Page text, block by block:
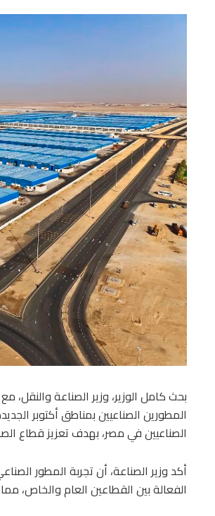
بحث كامل الوزير، وزير الصناعة
المطورين الصناعيين بمناطق أكتوبر
الصناعيين في مصر، بهدف تعزيز قطاع
أكد وزير الصناعة، أن تجربة المطور
الفعالة بين القطاعين العام والخاص،